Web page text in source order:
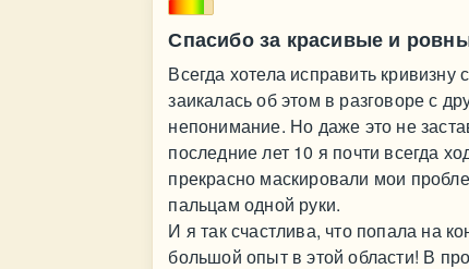
Спасибо за красивые и
Всегда хотела исправить кривизну
заикалась об этом в разговоре с
непонимание. Но даже это не
последние лет 10 я почти всегда
прекрасно маскировали мои
пальцам одной руки.
И я так счастлива, что попала на
большой опыт в этой области! В